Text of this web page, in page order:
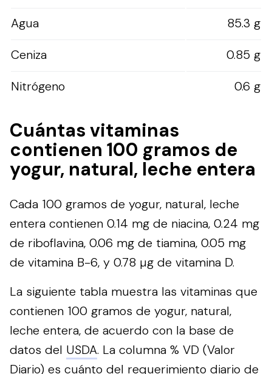
Agua
85.3 g
Ceniza
0.85 g
Nitrógeno
0.6 g
Cuántas vitaminas
contienen 100 gramos de
yogur, natural, leche entera
Cada 100 gramos de yogur, natural, leche
entera contienen 0.14 mg de niacina, 0.24 mg
de riboflavina, 0.06 mg de tiamina, 0.05 mg
de vitamina B-6, y 0.78 µg de vitamina D.
La siguiente tabla muestra las vitaminas que
contienen 100 gramos de yogur, natural,
leche entera, de acuerdo con la base de
datos del USDA. La columna % VD (Valor
Diario) es cuánto del requerimiento diario de